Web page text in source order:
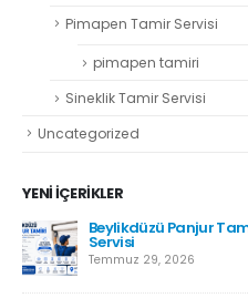
Pimapen Tamir Servisi
pimapen tamiri
Sineklik Tamir Servisi
Uncategorized
YENI İÇERIKLER
Beylikdüzü Panjur
Servisi
Temmuz 29, 2026